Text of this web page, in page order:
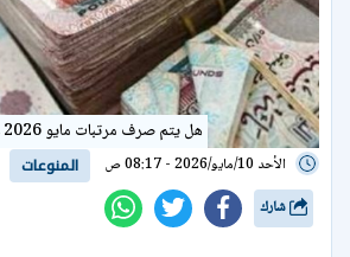
هل يتم صرف مرتبات مايو 2026 عبر المحافظ الإلكترونية؟
الأحد 10/مايو/2026 - 08:17 ص المنوعات